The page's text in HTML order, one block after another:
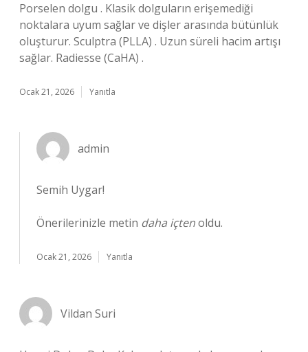
Porselen dolgu . Klasik dolguların erişemediği
noktalara uyum sağlar ve dişler arasında bütünlük
oluşturur. Sculptra (PLLA) . Uzun süreli hacim artışı
sağlar. Radiesse (CaHA) .
Ocak 21, 2026 Yanıtla
admin
Semih Uygar!
Önerilerinizle metin daha içtenoldu.
Ocak 21, 2026 Yanıtla
Vildan Suri